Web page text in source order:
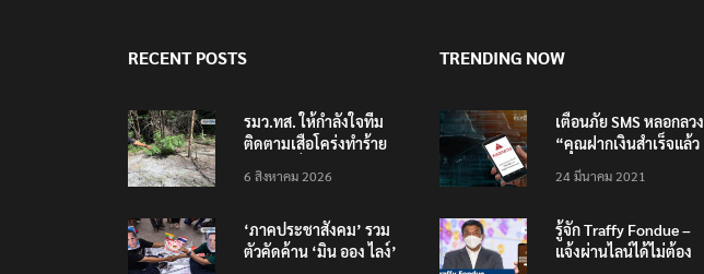
RECENT POSTS
รมว.ทส. ให้กำลังใจทีม
ติดตามเสือโคร่งทำร้าย
6 สิงหาคม 2026
‘ภาคประชาสังคม’ รวม
ตัวคัดค้าน ‘มิน ออง ไลง์’
TRENDING NOW
เตือนภัย SMS หลอกลวง
“คุณฝากเงินสำเร็จแล้ว
200,000 บาท”
24 มีนาคม 2021
รู้จัก Traffy Fondue –
แจ้งผ่านไลน์ได้ไม่ต้อง